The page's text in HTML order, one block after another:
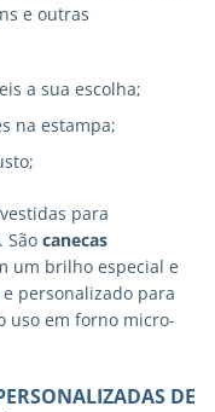
e outras
a sua escolha;
na estampa;
para
São canecas
um brilho especial e
personalizado para
uso em forno micro-
DE